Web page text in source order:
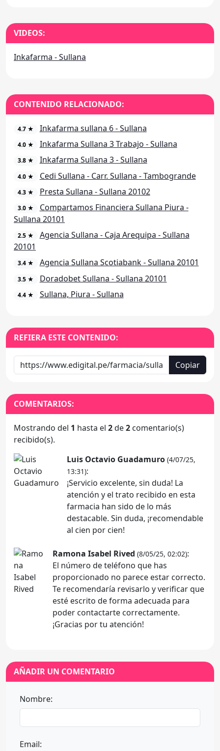
VIDEOS:
Inkafarma - Sullana
CONTENIDO RELACIONADO:
4.7 ★ Inkafarma sullana 6 - Sullana
4.0 ★ Inkafarma Sullana 3 Trabajo - Sullana
3.8 ★ Inkafarma Sullana 3 - Sullana
4.0 ★ Cedi Sullana - Carr. Sullana - Tambogrande
4.3 ★ Presta Sullana - Sullana 20102
3.0 ★
Compartamos Financiera Sullana Piura -
Sullana 20101
2.5 ★
Agencia Sullana - Caja Arequipa - Sullana
20101
3.4 ★ Agencia Sullana Scotiabank - Sullana 20101
3.5 ★ Doradobet Sullana - Sullana 20101
4.4 ★ Sullana, Piura - Sullana
REFIERA ESTE CONTENIDO:
Copiar
COMENTARIOS:
Mostrando del 1 hasta el 2de2 comentario(s)
recibido(s).
Luis Octavio Guadamuro (4/07/25,
13:31):
¡Servicio excelente, sin duda! La
atención y el trato recibido en esta
farmacia han sido de lo más
destacable. Sin duda, ¡recomendable
al cien por cien!
Ramona Isabel Rived (8/05/25, 02:02):
El número de teléfono que has
proporcionado no parece estar correcto.
Te recomendaría revisarlo y verificar que
esté escrito de forma adecuada para
poder contactarte correctamente.
¡Gracias por tu atención!
AÑADIR UN COMENTARIO
Nombre:
Email: